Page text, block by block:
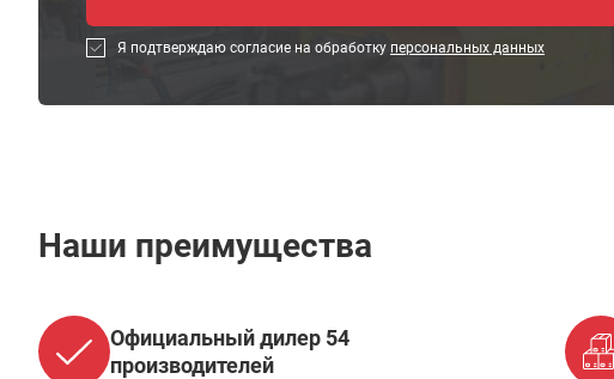
Я подтверждаю согласие на обработку персональных данных
Наши преимущества
Официальный дилер 54
производителей